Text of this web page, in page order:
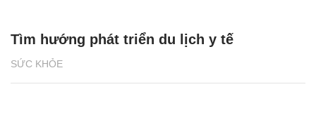
SỨC KHỎE
Tìm hướng phát triển du lịch y tế